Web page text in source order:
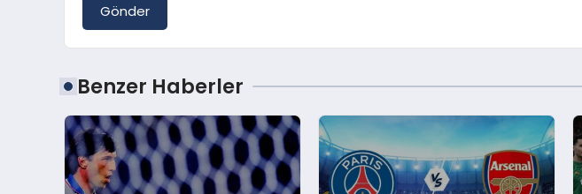
Gönder
Benzer Haberler